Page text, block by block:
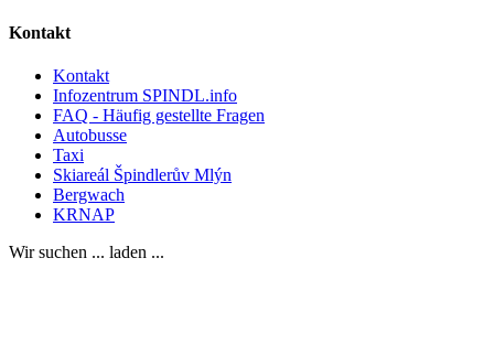
Kontakt
Kontakt
Infozentrum SPINDL.info
FAQ - Häufig gestellte Fragen
Autobusse
Taxi
Skiareál Špindlerův Mlýn
Bergwach
KRNAP
Wir suchen ... laden ...